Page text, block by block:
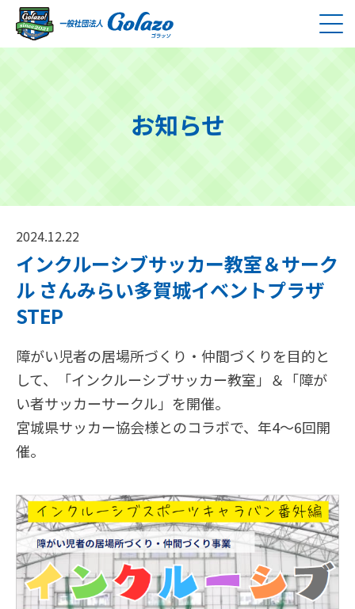
お知らせ
2024.12.22
インクルーシブサッカー教室＆サーク
ル さんみらい多賀城イベントプラザ
STEP
障がい児者の居場所づくり・仲間づくりを目的と
して、「インクルーシブサッカー教室」＆「障が
い者サッカーサークル」を開催。
宮城県サッカー協会様とのコラボで、年4～6回開
催。